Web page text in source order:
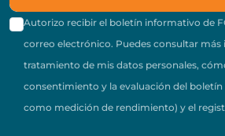
Autorizo recibir el boletín informativo de
correo electrónico. Puedes consultar
tratamiento de mis datos personales,
consentimiento y la evaluación del
como medición de rendimiento) y el